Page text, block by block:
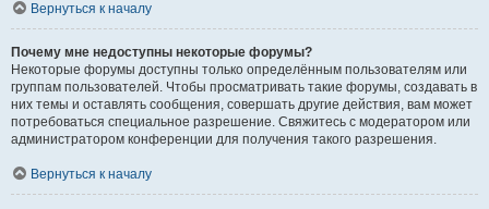
Вернуться к началу
Почему мне недоступны некоторые форумы?
Некоторые форумы доступны только определённым пользователям или
группам пользователей. Чтобы просматривать такие форумы, создавать в
них темы и оставлять сообщения, совершать другие действия, вам может
потребоваться специальное разрешение. Свяжитесь с модератором или
администратором конференции для получения такого разрешения.
Вернуться к началу